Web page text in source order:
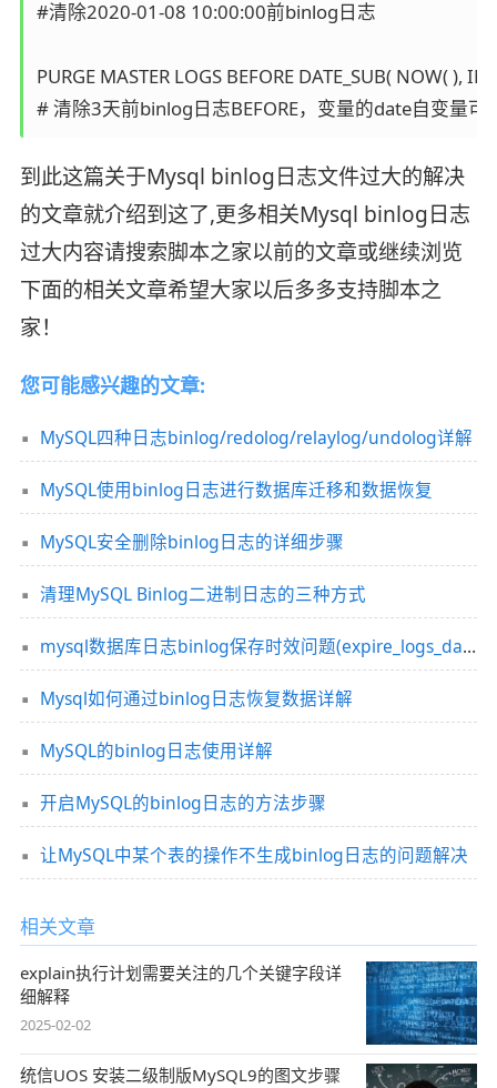
#清除2020-01-08 10:00:00前binlog日志
PURGE MASTER LOGS BEFORE DATE_SUB( NOW( ),
到此这篇关于Mysql binlog日志文件过大的解决
的文章就介绍到这了,更多相关Mysql binlog日志
过大内容请搜索脚本之家以前的文章或继续浏览
下面的相关文章希望大家以后多多支持脚本之
家！
您可能感兴趣的文章:
MySQL四种日志binlog/redolog/relaylog/undolog详解
MySQL使用binlog日志进行数据库迁移和数据恢复
MySQL安全删除binlog日志的详细步骤
清理MySQL Binlog二进制日志的三种方式
mysql数据库日志binlog保存时效问题(expire_logs_days)
Mysql如何通过binlog日志恢复数据详解
MySQL的binlog日志使用详解
开启MySQL的binlog日志的方法步骤
让MySQL中某个表的操作不生成binlog日志的问题解决
相关文章
explain执行计划需要关注的几个关键字段详
细解释
2025-02-02
统信UOS 安装二级制版MySQL9的图文步骤